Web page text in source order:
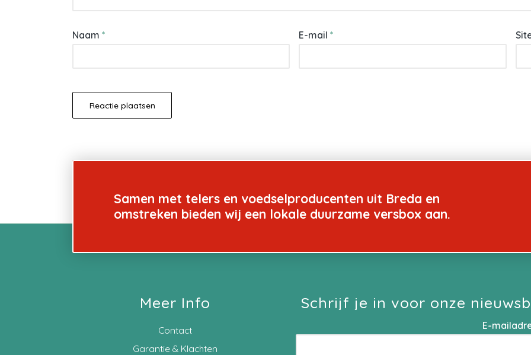
Naam * E-mail *
Samen met telers en voedselproducenten uit Breda en
omstreken bieden wij een lokale duurzame versbox aan.
Meer Info
Contact
Garantie & Klachten
Schrijf je in voor onze
E-